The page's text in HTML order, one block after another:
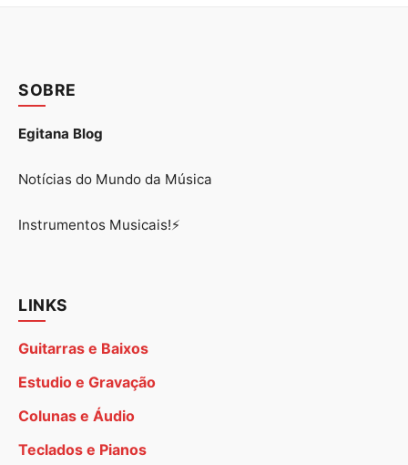
SOBRE
Egitana Blog
Notícias do Mundo da Música
Instrumentos Musicais!⚡
LINKS
Guitarras e Baixos
Estudio e Gravação
Colunas e Áudio
Teclados e Pianos